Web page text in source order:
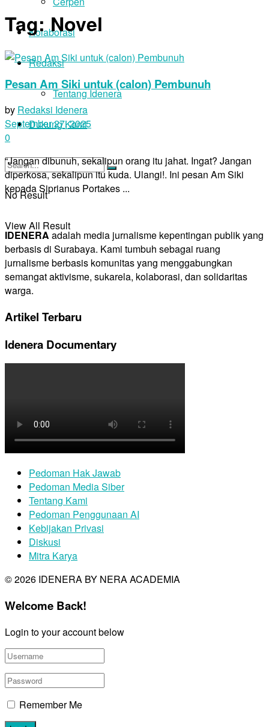
Kolaborasi
Redaksi
Tentang Idenera
Dukung Kami
No Result
View All Result
Tag:Novel
Pesan Am Siki untuk (calon) Pembunuh
by Redaksi Idenera
September 27, 2025
0
“Jangan dibunuh, sekalipun orang itu jahat. Ingat? Jangan
diperkosa, sekalipun itu kuda. Ulangi!. Ini pesan Am Siki
kepada Siprianus Portakes ...
IDENERA adalah media jurnalisme kepentingan publik yang
berbasis di Surabaya. Kami tumbuh sebagai ruang
jurnalisme berbasis komunitas yang menggabungkan
semangat aktivisme, sukarela, kolaborasi, dan solidaritas
warga.
Artikel Terbaru
Idenera Documentary
Pedoman Hak Jawab
Pedoman Media Siber
Tentang Kami
Pedoman Penggunaan AI
Kebijakan Privasi
Diskusi
Mitra Karya
© 2026 IDENERA BY NERA ACADEMIA
Welcome Back!
Login to your account below
Remember Me